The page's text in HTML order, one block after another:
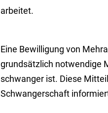
arbeitet.
Eine Bewilligung von
grundsätzlich notwendige
schwanger ist. Diese
Schwangerschaft